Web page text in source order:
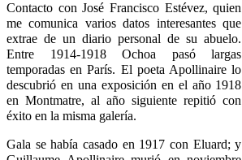
Contacto con José Francisco Estévez, quien
me comunica varios datos interesantes que
extrae de un diario personal de su abuelo.
Entre 1914-1918 Ochoa pasó largas
temporadas en París. El poeta Apollinaire lo
descubrió en una exposición en el año 1918
en Montmatre, al año siguiente repitió con
éxito en la misma galería.
Gala se había casado en 1917 con Eluard; y